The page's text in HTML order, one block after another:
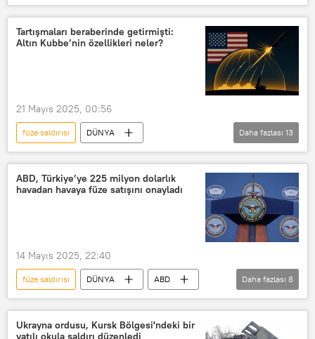
İsrail
Ortadoğu
Çatışma
hipersonik füze
Tartışmaları beraberinde getirmişti:
Altın Kubbe’nin özellikleri neler?
21 Mayıs 2025, 00:56
füze saldırısı
DÜNYA
Altın Kubbe füze savunma sistemi
ABD
ABD Ulusal Güvenlik Konseyi
ABD ordusu
ABD hegemonyası
hipersonik füze
Füze denemesi
Füze saldırısı
kıtalararası balistik füze
Daha fazlası 13
ABD, Türkiye’ye 225 milyon dolarlık
havadan havaya füze satışını onayladı
14 Mayıs 2025, 22:40
füze saldırısı DÜNYA
ABD
Türkiye
Türkiye Cumhuriyeti
Füze
Füze denemesi
Daha fazlası 8
Ukrayna ordusu, Kursk Bölgesi'ndeki bir
yatılı okula saldırı düzenledi